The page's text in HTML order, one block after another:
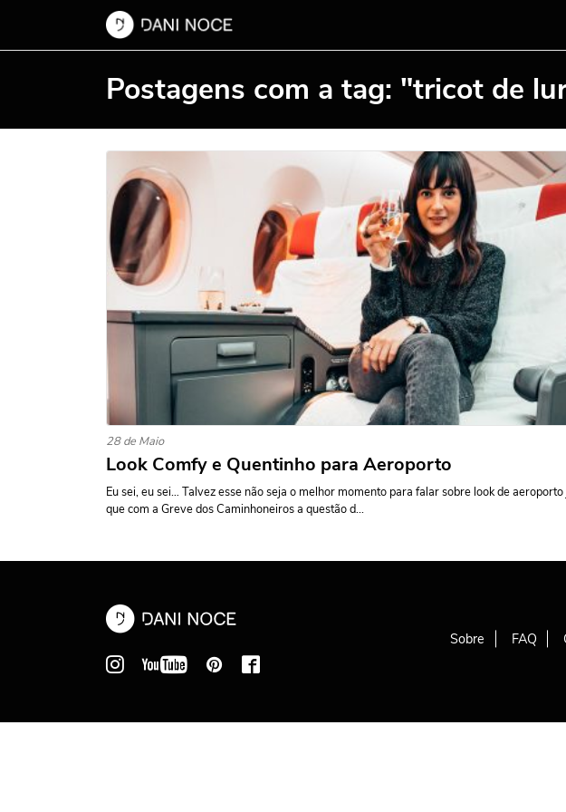
Postagens com a tag: "tricot de
28 de Maio
Look Comfy e Quentinho para Aeroporto
Eu sei, eu sei… Talvez esse não seja o melhor momento para falar sobre look de aeroporto
que com a Greve dos Caminhoneiros a questão d...
Sobre FAQ